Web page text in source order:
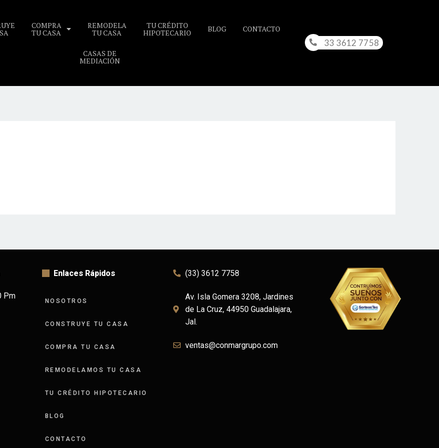
COMPRA
TU CASA
REMODELA
TU CASA
TU CRÉDITO
HIPOTECARIO BLOG CONTACTO
CASAS DE
MEDIACIÓN
33 3612 7758
Pm
Enlaces Rápidos
NOSOTROS
CONSTRUYE TU CASA
COMPRA TU CASA
REMODELAMOS TU CASA
TU CRÉDITO HIPOTECARIO
BLOG
CONTACTO
(33) 3612 7758
Av. Isla Gomera 3208, Jardines
de La Cruz, 44950 Guadalajara,
Jal.
ventas@conmargrupo.com